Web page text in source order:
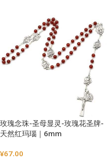
玫瑰念珠-圣母显灵-玫瑰花圣牌-
天然红玛瑙｜6mm
¥67.00